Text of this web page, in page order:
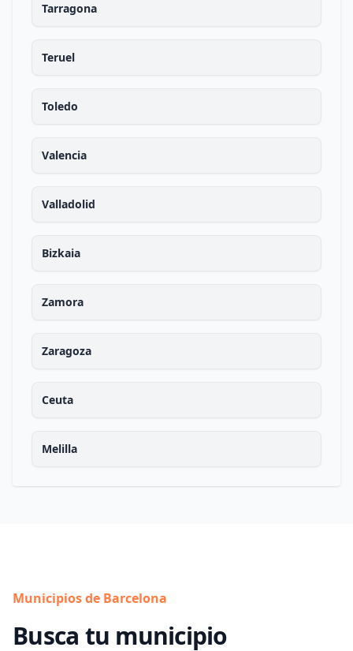
Tarragona
Teruel
Toledo
Valencia
Valladolid
Bizkaia
Zamora
Zaragoza
Ceuta
Melilla
Municipios de Barcelona
Busca tu municipio